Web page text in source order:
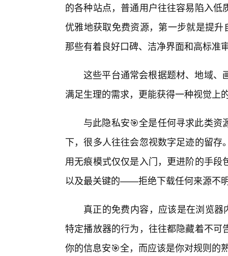
的各种站点，普通用户往往容易陷入
优雅地获取免费资源，第一步就是提
那些有着良好口碑、洁净界面和高标准
这些平台通常会根据题材、地域、
满足生理的需求，更能获得一种视觉上
与此隐私安🎯全是任何寻求此类
下，很多人往往会忽视数字足迹的留
用无痕模式仅仅是入门，更进阶的手
以及最关键的——拒绝下载任何来源不
真正的免费内容，应该是在浏览器
特定播放器的行为，往往都隐藏着不
你的信息安🎯全，而应该是你对规则的